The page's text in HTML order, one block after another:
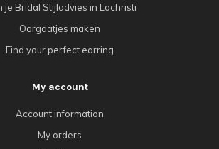
je Bridal Stijladvies in Lochristi
Oorgaatjes maken
Find your perfect earring
My account
Account information
My orders